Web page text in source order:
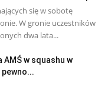
się w sobotę
W gronie uczestników
dwa lata...
AMŚ w squashu w
pewno...